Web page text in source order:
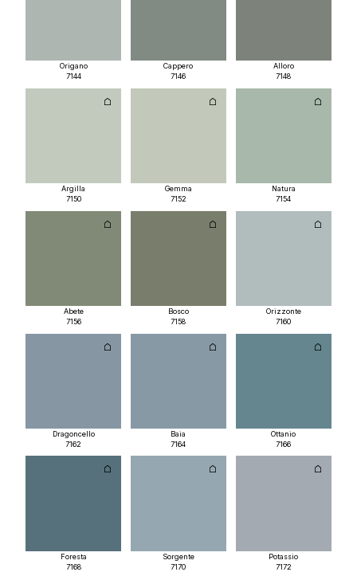
Origano
7144
Cappero
7146
Alloro
7148
Argilla
7150
Gemma
7152
Natura
7154
Abete
7156
Bosco
7158
Orizzonte
7160
Dragoncello
7162
Baia
7164
Ottanio
7166
Foresta
7168
Sorgente
7170
Potassio
7172